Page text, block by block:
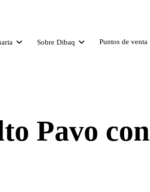
Sobre Dibaq Puntos de venta
Pavo con